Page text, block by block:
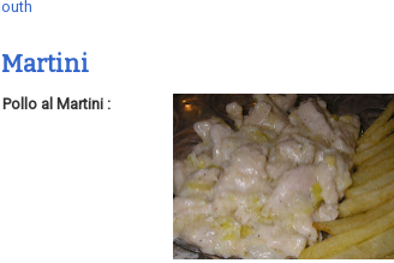
Martini
al Martini :